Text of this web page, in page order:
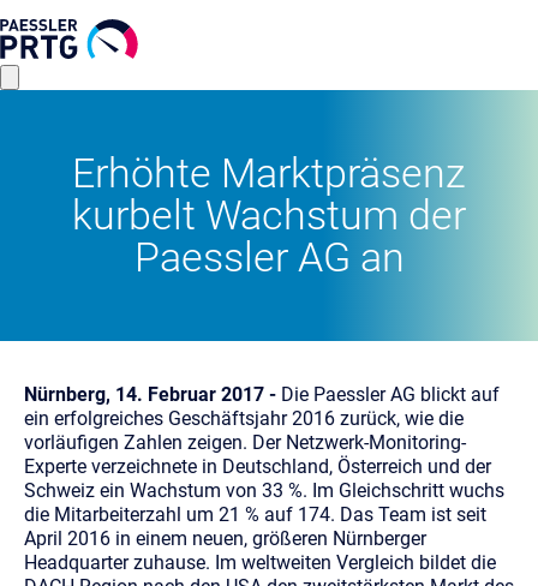
Erhöhte Marktpräsenz
kurbelt Wachstum der
Paessler AG an
Nürnberg, 14. Februar 2017 - Die Paessler AG blickt auf
ein erfolgreiches Geschäftsjahr 2016 zurück, wie die
vorläufigen Zahlen zeigen. Der Netzwerk-Monitoring-
Experte verzeichnete in Deutschland, Österreich und der
Schweiz ein Wachstum von 33 %. Im Gleichschritt wuchs
die Mitarbeiterzahl um 21 % auf 174. Das Team ist seit
April 2016 in einem neuen, größeren Nürnberger
Headquarter zuhause. Im weltweiten Vergleich bildet die